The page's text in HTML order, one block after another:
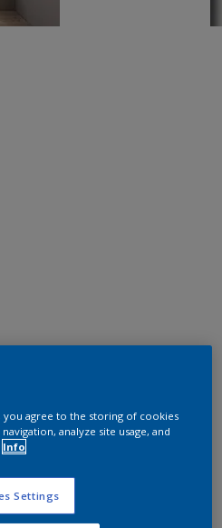
you agree to the storing of cookies
analyze site usage, and
Info
Settings